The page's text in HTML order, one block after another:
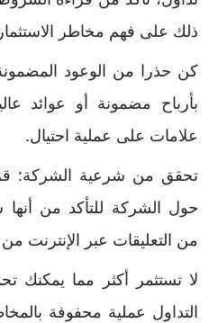
ذلك على فهم مخاطر الاستثمار
كن حذرا من الوعود
بأرباح مضمونة أو عوائد
علامات على عملية احتيال.
تحقق من شرعية الشركة: قم
حول الشركة للتأكد من
من التعليقات عبر الإنترنت من
لا تستثمر أكثر مما يمكنك
التداول عملية محفوفة